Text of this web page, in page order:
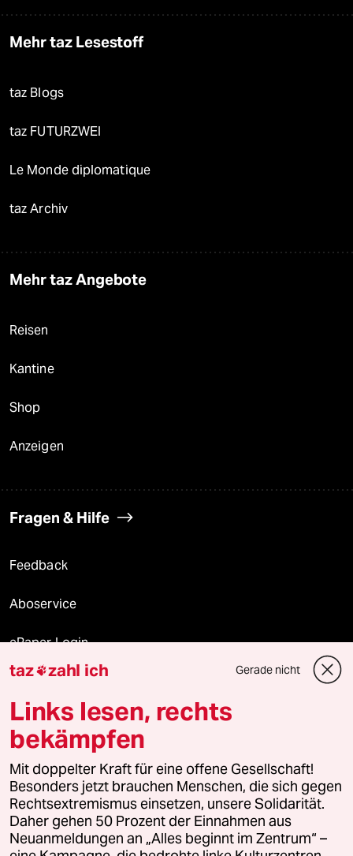
Mehr taz Lesestoff
taz Blogs
taz FUTURZWEI
Le Monde diplomatique
taz Archiv
Mehr taz Angebote
Reisen
Kantine
Shop
Anzeigen
Fragen & Hilfe
Feedback
Aboservice
ePaper Login
Downloads für Abonnierende
© 2026 taz Verlags und Vertriebs GmbH
Alle Rechte vorbehalten. Bei rechtlichen Fragen oder für Genehmigungen
wenden Sie sich bitte an
lizenzen@taz.de
Feedback Redaktionsstatut Kommune-Richtlinien
taz zahl ich Gerade nicht
Links lesen, rechts
bekämpfen
Mit doppelter Kraft für eine offene Gesellschaft!
Besonders jetzt brauchen Menschen, die sich gegen
Rechtsextremismus einsetzen, unsere Solidarität.
Daher gehen 50 Prozent der Einnahmen aus
Neuanmeldungen an „Alles beginnt im Zentrum“ –